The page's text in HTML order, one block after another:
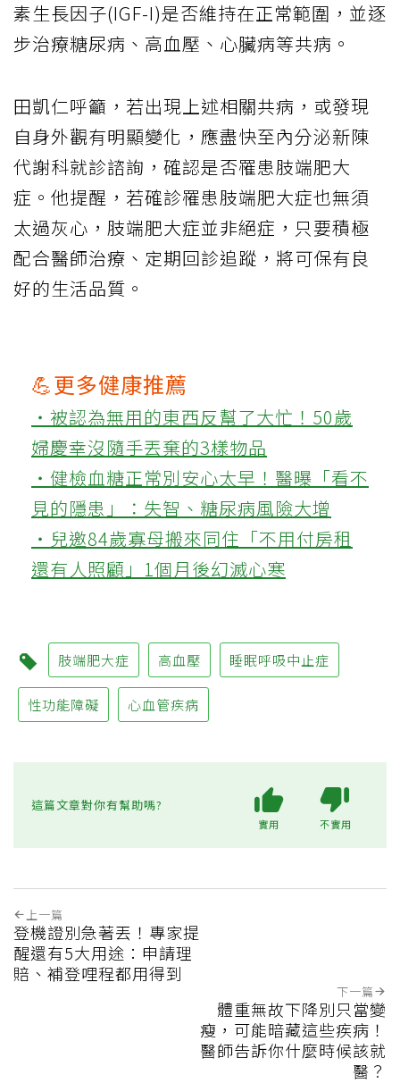
素生長因子(IGF-I)是否維持在正常範圍，並逐
步治療糖尿病、高血壓、心臟病等共病。
田凱仁呼籲，若出現上述相關共病，或發現
自身外觀有明顯變化，應盡快至內分泌新陳
代謝科就診諮詢，確認是否罹患肢端肥大
症。他提醒，若確診罹患肢端肥大症也無須
太過灰心，肢端肥大症並非絕症，只要積極
配合醫師治療、定期回診追蹤，將可保有良
好的生活品質。
💪更多健康推薦
‧被認為無用的東西反幫了大忙！50歲
婦慶幸沒隨手丟棄的3樣物品
‧健檢血糖正常別安心太早！醫曝「看不
見的隱患」：失智、糖尿病風險大增
‧兒邀84歲寡母搬來同住「不用付房租
還有人照顧」1個月後幻滅心寒
肢端肥大症 高血壓 睡眠呼吸中止症
性功能障礙 心血管疾病
這篇文章對你有幫助嗎?
實用 不實用
上一篇
登機證別急著丟！專家提
醒還有5大用途：申請理
賠、補登哩程都用得到
下一篇
體重無故下降別只當變
瘦，可能暗藏這些疾病！
醫師告訴你什麼時候該就
醫？